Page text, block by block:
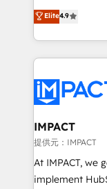
team of 100+
growth |
Simple pay-as-
1️⃣ Set Up |
HubSpot portals 2️⃣ Scale Up | 100% HubSpot
Execution... Global
Slash months
Click "Contact
Integration
of your tech stack,
Netsuite 🤖
Elite4.9
IMPACT
提供元：IMPACT
At IMPACT, we
implement HubSpot. We teach your